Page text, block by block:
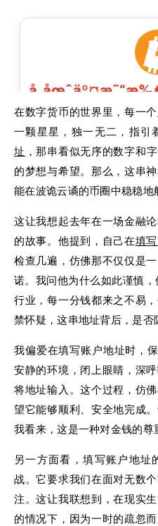
在数字货币的世界里，每一个
一颗星星，独一无二，指引
址 ，那串看似无序的数字和
的梦想与希望。那么，这串
能在波诡云谲的币圈中稳稳地
这让我想起去年在一场金融
的故事。他提到，自己在填写
检查几遍，仿佛那不仅仅是
诺。我问他为什么如此谨慎
行业，每一分钱都来之不易
禁怀疑，这串地址背后，是否
我偏爱在填写账户地址时，
安静的环境，闭上眼睛，深
将地址输入。这个过程，仿
望它能够顺利、安全地完成
我看来，这是一种对金钱的尊
另一方面看，填写账户地址
战。它要求我们在面对无数
注。这让我联想到，在现实
的情况下，因为一时的疏忽